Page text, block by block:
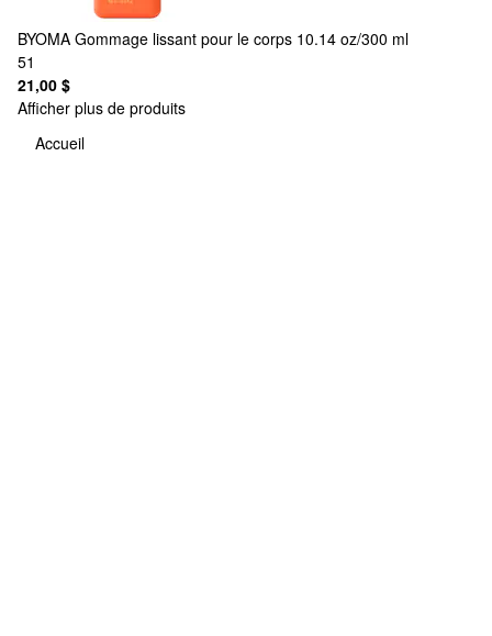
BYOMA Gommage lissant pour le corps 10.14 oz/300 ml
51
21,00 $
Afficher plus de produits
Accueil